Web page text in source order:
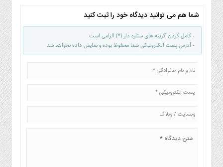
بیمه
و
ارز
دیجیتال
کشاورزی
و
صنایع
غذایی
و
بین
الملل
روز
شما هم می توانید دیدگاه خود را ثبت کنید
- کامل کردن گزینه های ستاره دار (*) الزامی است
- آدرس پست الکترونیکی شما محفوظ بوده و نمایش داده نخواهد شد